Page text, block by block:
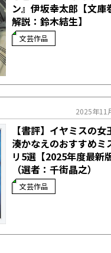
ン』伊坂幸太郎【文庫
解説：鈴木結生】
文芸作品
2025年11
【書評】イヤミスの女
湊かなえのおすすめミ
リ5選【2025年度最新
（選者：千街晶之）
文芸作品